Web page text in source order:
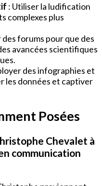
: Utiliser la ludification
complexes plus
des forums pour que des
avancées scientifiques
des infographies et
les données et captiver
Posées
Chevalet à
communication